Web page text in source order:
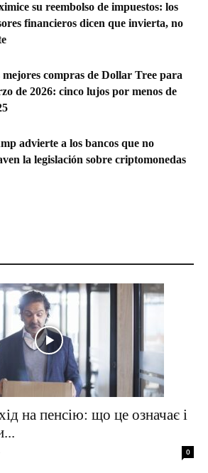
su reembolso de impuestos: los
financieros dicen que invierta, no
mejores compras de Dollar Tree para
de 2026: cinco lujos por menos de
advierte a los bancos que no
la legislación sobre criptomonedas
на пенсію: що це означає і
0